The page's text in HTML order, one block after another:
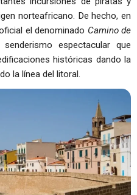
norteafricano. De hecho, en
el denominado Camino de
espectacular que
históricas dando la
la línea del litoral.